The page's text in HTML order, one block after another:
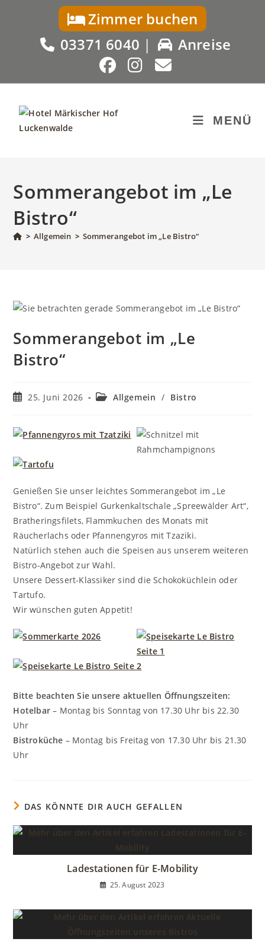
Zimmer buchen
03371 6040 | Anreise
MENÜ
Sommerangebot im „Le
Bistro“
> Allgemein > Sommerangebot im „Le Bistro“
Sommerangebot im „Le
Bistro“
Beitrag25. Juni 2026
Beitrags-
Allgemein / Bistro
Genießen Sie unser leichtes Sommerangebot im „Le
Bistro“. Zum Beispiel Gurkenkaltschale „Spreewälder Art“,
Bratheringsfilets, Flammkuchen des Monats mit
Räucherlachs oder Pfannengyros mit Tzaziki.
Natürlich stehen auch die Speisen aus unserem weiteren
Bistro-Angebot zur Wahl.
Unsere Dessert-Klassiker sind die Schokoküchlein oder
Tartufo.
Wir wünschen guten Appetit!
Bitte beachten Sie unsere aktuellen Öffnungszeiten:
Hotelbar– Montag bis Sonntag von 17.30 Uhr bis 22.30
Uhr
Bistroküche – Montag bis Freitag von 17.30 Uhr bis 21.30
Uhr
DAS KÖNNTE DIR AUCH GEFALLEN
Ladestationen für E-Mobility
25. August 2023